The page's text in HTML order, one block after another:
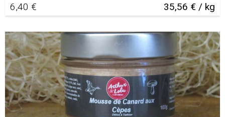
6,40 € 35,56 € / kg